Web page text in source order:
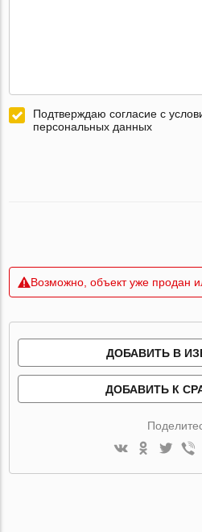
Подтверждаю согласие с
персональных данных
Возможно, объект уже продан
ДОБАВИТЬ В
ДОБАВИТЬ К